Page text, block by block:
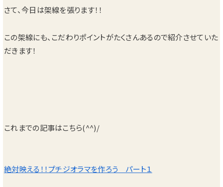
さて、今日は架線を張ります！！
この架線にも、こだわりポイントがたくさんあるので紹介させていた
だきます！
これまでの記事はこちら(^^)/
絶対映える！！プチジオラマを作ろう パート１